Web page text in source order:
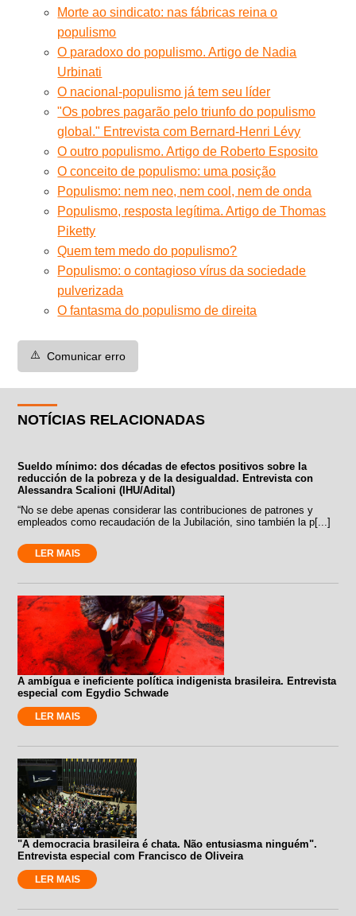
Morte ao sindicato: nas fábricas reina o
populismo
O paradoxo do populismo. Artigo de Nadia
Urbinati
O nacional-populismo já tem seu líder
"Os pobres pagarão pelo triunfo do populismo
global." Entrevista com Bernard-Henri Lévy
O outro populismo. Artigo de Roberto Esposito
O conceito de populismo: uma posição
Populismo: nem neo, nem cool, nem de onda
Populismo, resposta legítima. Artigo de Thomas
Piketty
Quem tem medo do populismo?
Populismo: o contagioso vírus da sociedade
pulverizada
O fantasma do populismo de direita
⚠️ Comunicar erro
NOTÍCIAS RELACIONADAS
Sueldo mínimo: dos décadas de efectos positivos sobre la
reducción de la pobreza y de la desigualdad. Entrevista con
Alessandra Scalioni (IHU/Adital)
“No se debe apenas considerar las contribuciones de patrones y
empleados como recaudación de la Jubilación, sino también la p[...]
LER MAIS
A ambígua e ineficiente política indigenista brasileira. Entrevista
especial com Egydio Schwade
LER MAIS
"A democracia brasileira é chata. Não entusiasma ninguém".
Entrevista especial com Francisco de Oliveira
LER MAIS